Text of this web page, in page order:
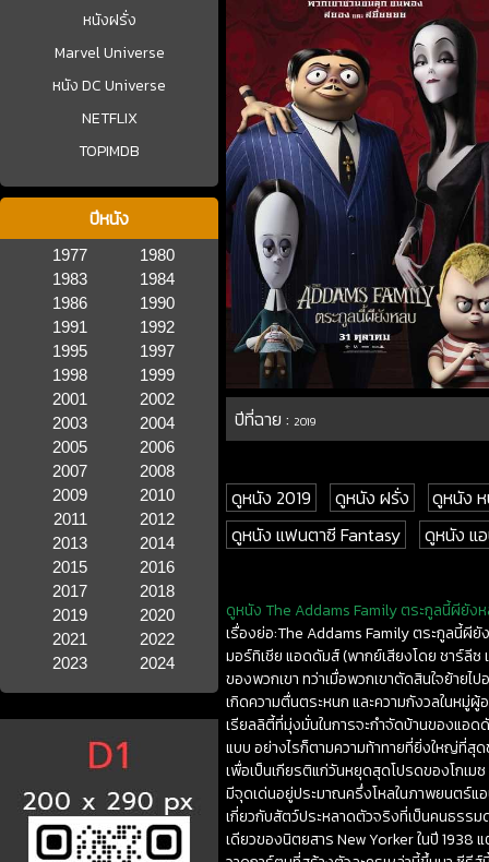
หนังฝรั่ง
Marvel Universe
หนัง DC Universe
NETFLIX
TOPIMDB
ปีหนัง
1977
1980
1983
1984
1986
1990
1991
1992
1995
1997
1998
1999
2001
2002
2003
2004
2005
2006
2007
2008
2009
2010
2011
2012
2013
2014
2015
2016
2017
2018
2019
2020
2021
2022
2023
2024
ปีที่ฉาย :2019
ดูหนัง 2019 ดูหนัง ฝรั่ง
ดูหนัง
ดูหนัง แฟนตาซี Fantasy
ดูหนัง แ
ดูหนัง The Addams Family ตระกูลนี้ผียังห
เรื่องย่อ:The Addams Family ตระกูลนี้ผียั
มอร์ทิเชีย แอดดัมส์ (พากย์เสียงโดย ชาร์ลีซ
ของพวกเขา ทว่าเมื่อพวกเขาตัดสินใจย้ายไ
เกิดความตื่นตระหนก และความกังวลในหมู่
เรียลลิตี้ที่มุ่งมั่นในการจะกำจัดบ้านของแอด
แบบ อย่างไรก็ตามความท้าทายที่ยิ่งใหญ่ที่สุ
เพื่อเป็นเกียรติแก่วันหยุดสุดโปรดของโกเ
มีจุดเด่นอยู่ประมาณครึ่งโหลในภาพยนตร์แอ
เกี่ยวกับสัตว์ประหลาดตัวจริงที่เป็นคนธรร
เดียวของนิตยสาร New Yorker ในปี 1938